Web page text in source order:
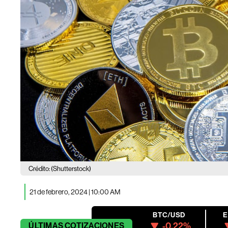
Crédito: (Shutterstock)
21 de febrero, 2024 | 10:00 AM
ÚLTIMASCOTIZACIONES
BTC/USD